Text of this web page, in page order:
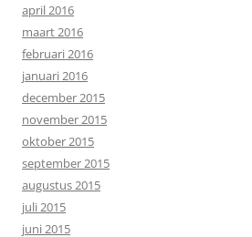
april 2016
maart 2016
februari 2016
januari 2016
december 2015
november 2015
oktober 2015
september 2015
augustus 2015
juli 2015
juni 2015